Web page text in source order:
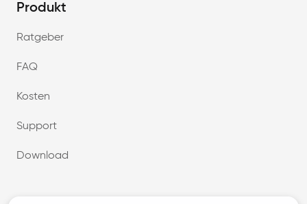
Produkt
Ratgeber
FAQ
Kosten
Support
Download